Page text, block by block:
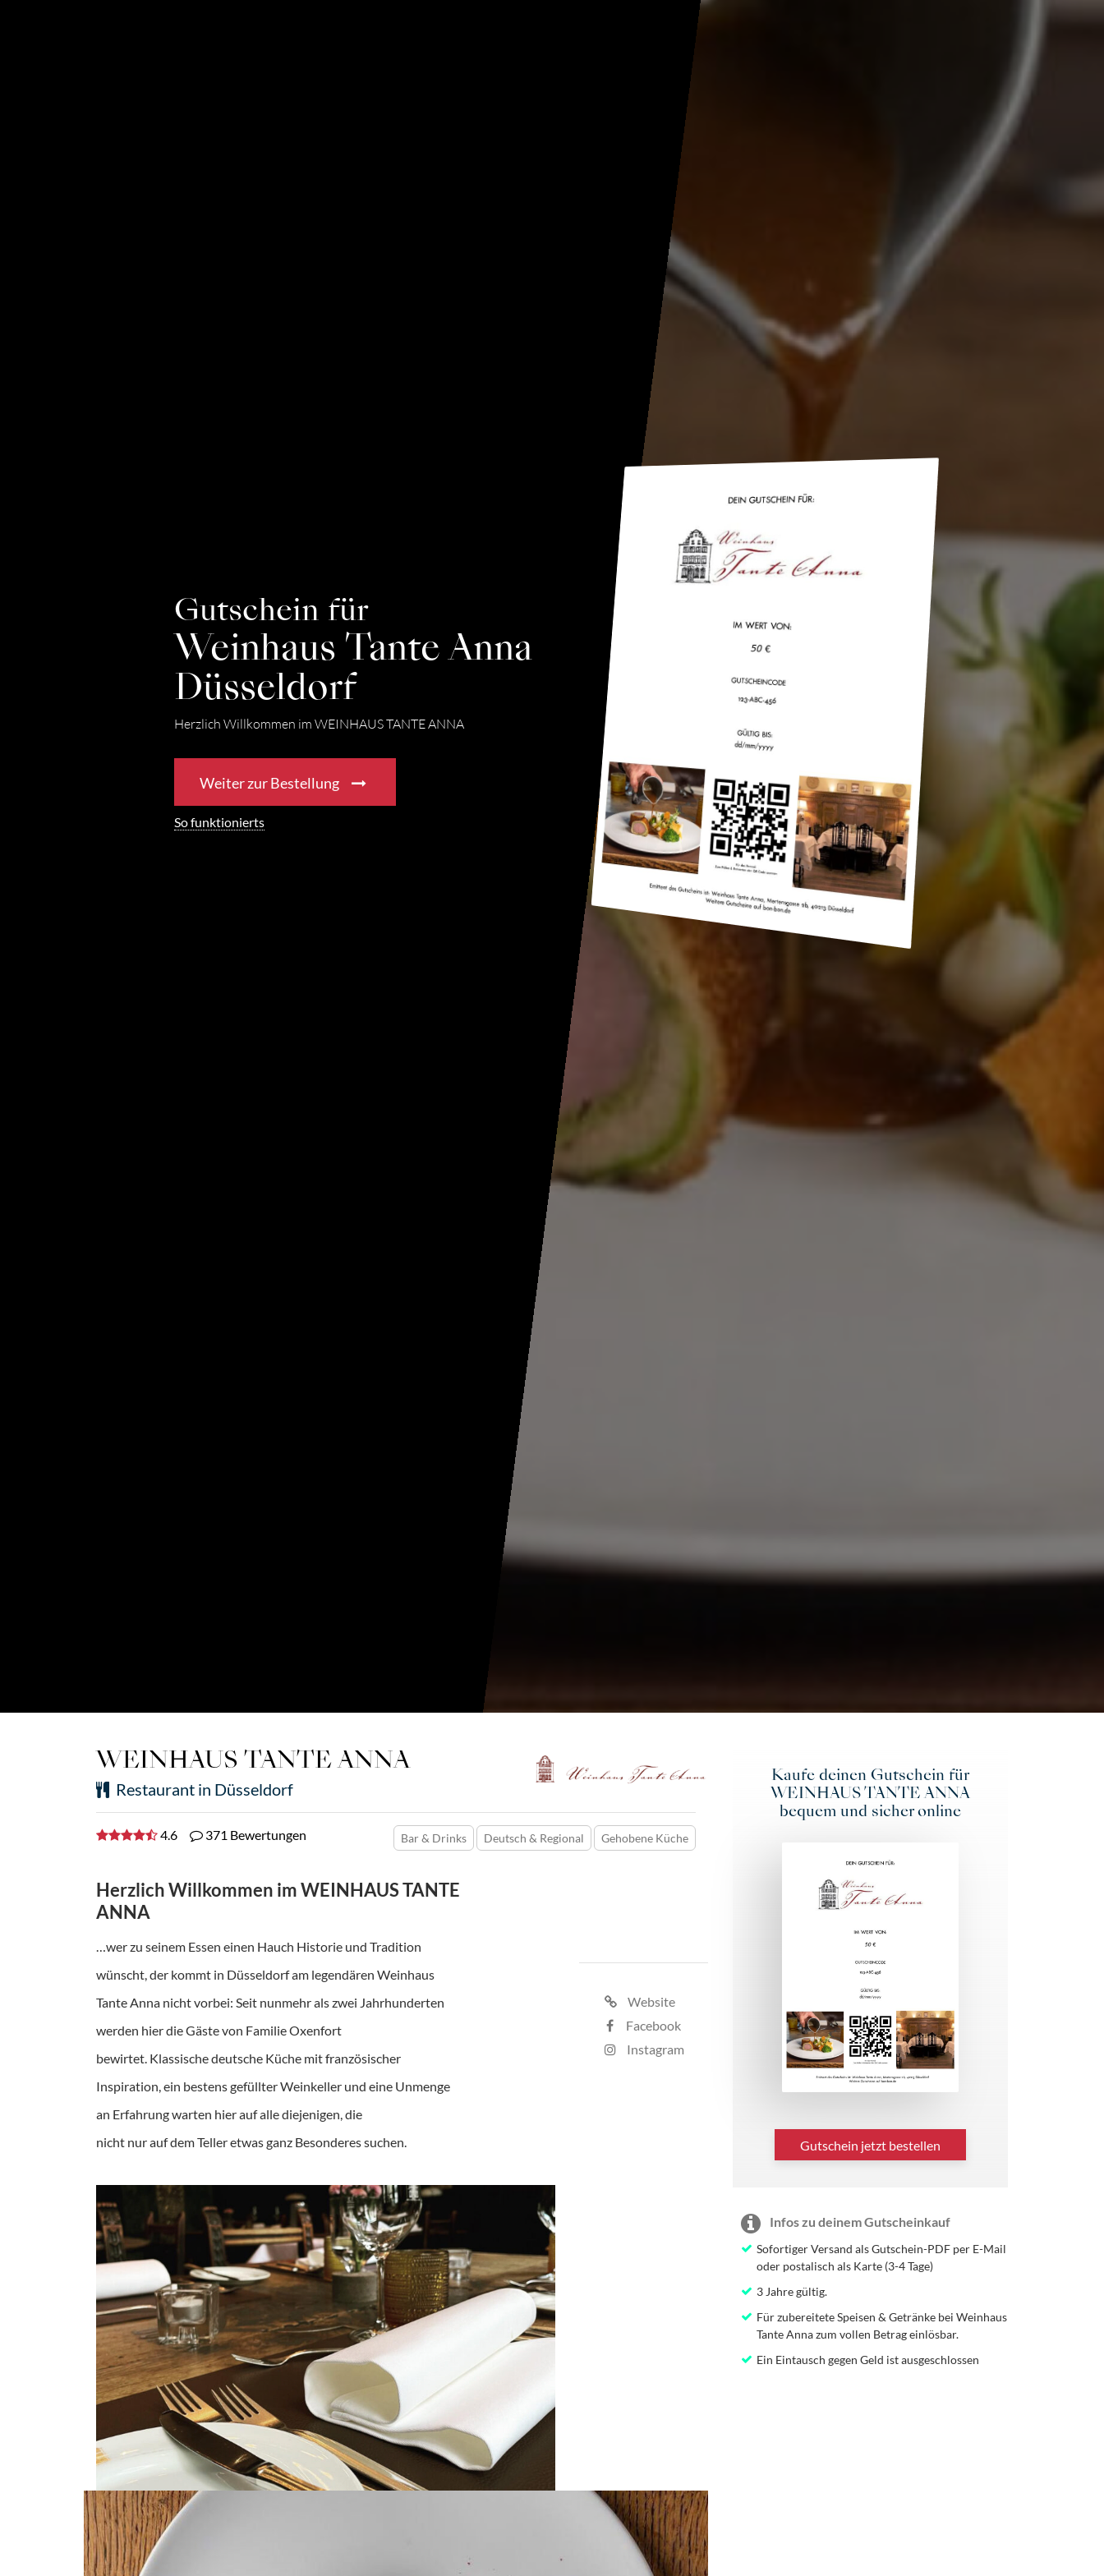
Gutschein für
Weinhaus Tante Anna
Düsseldorf
Herzlich Willkommen im WEINHAUS TANTE ANNA
Weiter zur Bestellung
So funktionierts
WEINHAUS TANTE ANNA
Restaurant in Düsseldorf
4.6 371 Bewertungen Bar & Drinks Deutsch & Regional Gehobene Küche
Herzlich Willkommen im WEINHAUS TANTE
ANNA
…wer zu seinem Essen einen Hauch Historie und Tradition
wünscht, der kommt in Düsseldorf am legendären Weinhaus
Tante Anna nicht vorbei: Seit nunmehr als zwei Jahrhunderten
werden hier die Gäste von Familie Oxenfort
bewirtet. Klassische deutsche Küche mit französischer
Inspiration, ein bestens gefüllter Weinkeller und eine Unmenge
an Erfahrung warten hier auf alle diejenigen, die
nicht nur auf dem Teller etwas ganz Besonderes suchen.
Website
Facebook
Instagram
Kaufe deinen Gutschein für
WEINHAUS TANTE ANNA
bequem und sicher online
Gutschein jetzt bestellen
Infos zu deinem Gutscheinkauf
Sofortiger Versand als Gutschein-PDF per E-Mail
oder postalisch als Karte (3-4 Tage)
3 Jahre gültig.
Für zubereitete Speisen & Getränke bei Weinhaus
Tante Anna zum vollen Betrag einlösbar.
Ein Eintausch gegen Geld ist ausgeschlossen